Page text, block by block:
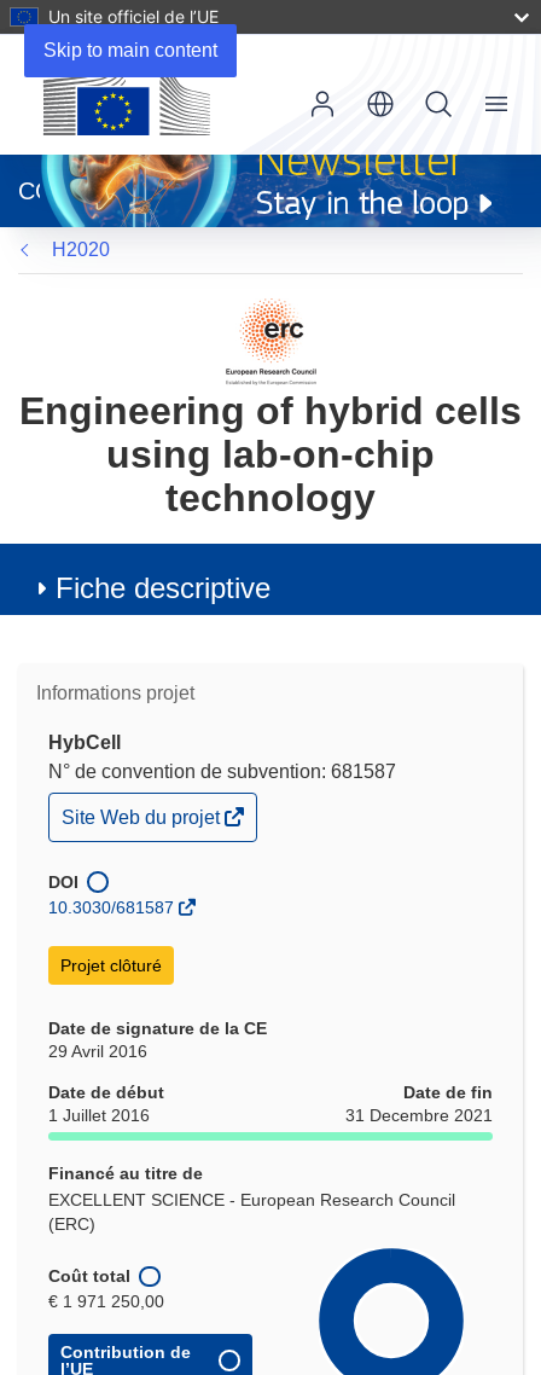
Skip to main content
Un site officiel de l’UE
dans
une
nouvelle
fenêtre)
CORDIS
Menu
H2020
Engineering of hybrid cells
using lab-on-chip
technology
Fiche descriptive
Informations projet
HybCell
N° de convention de subvention: 681587
(s’ouvre
dans
nouvelle
fenêtre)
Site Web du projet
DOI
10.3030/681587
Projet clôturé
Date de signature de la CE
29 Avril 2016
Date de début
1 Juillet 2016
Date de fin
31 Decembre 2021
Financé au titre de
EXCELLENT SCIENCE - European Research Council
(ERC)
Coût total
€ 1 971 250,00
Contribution de
l’UE